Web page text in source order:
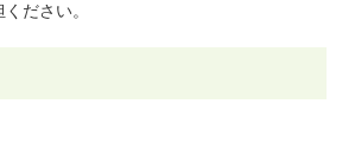
ださい。